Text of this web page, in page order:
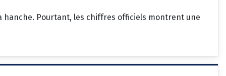
Pourtant, les chiffres officiels montrent une